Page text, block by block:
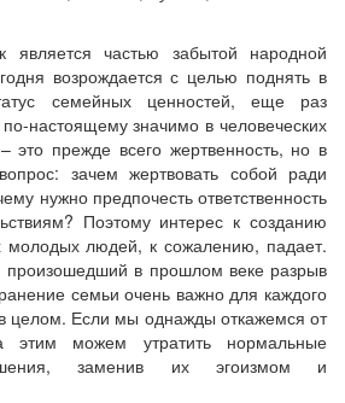
частью забытой народной
возрождается с целью поднять в
семейных ценностей, еще раз
настоящему значимо в человеческих
это прежде всего жертвенность, но в
зачем жертвовать собой ради
нужно предпочесть ответственность
Поэтому интерес к созданию
молодых людей, к сожалению, падает.
произошедший в прошлом веке разрыв
семьи очень важно для каждого
целом. Если мы однажды откажемся от
можем утратить нормальные
заменив их эгоизмом и